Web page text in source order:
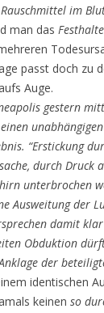
im
man das
passt doch zu
Auge.
gestern
“Erstickung
durch Druck
unterbrochen
Ausweitung der
damit
Obduktion
der
identischen
keinen so